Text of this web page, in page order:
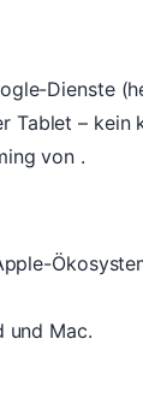
Dienste
Tablet – kein
von .
und Mac.